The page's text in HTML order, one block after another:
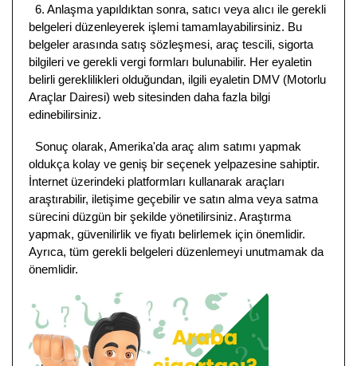
6. Anlaşma yapıldıktan sonra, satıcı veya alıcı ile gerekli
belgeleri düzenleyerek işlemi tamamlayabilirsiniz. Bu
belgeler arasında satış sözleşmesi, araç tescili, sigorta
bilgileri ve gerekli vergi formları bulunabilir. Her eyaletin
belirli gereklilikleri olduğundan, ilgili eyaletin DMV (Motorlu
Araçlar Dairesi) web sitesinden daha fazla bilgi
edinebilirsiniz.
Sonuç olarak, Amerika'da araç alım satımı yapmak
oldukça kolay ve geniş bir seçenek yelpazesine sahiptir.
İnternet üzerindeki platformları kullanarak araçları
araştırabilir, iletişime geçebilir ve satın alma veya satma
sürecini düzgün bir şekilde yönetilirsiniz. Araştırma
yapmak, güvenilirlik ve fiyatı belirlemek için önemlidir.
Ayrıca, tüm gerekli belgeleri düzenlemeyi unutmamak da
önemlidir.